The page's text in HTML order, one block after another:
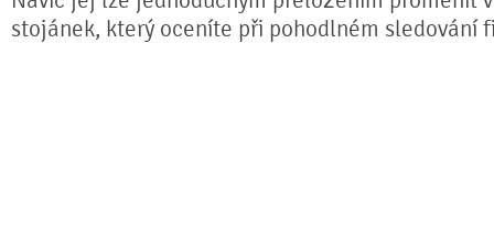
stojánek, který oceníte při pohodlném sledování